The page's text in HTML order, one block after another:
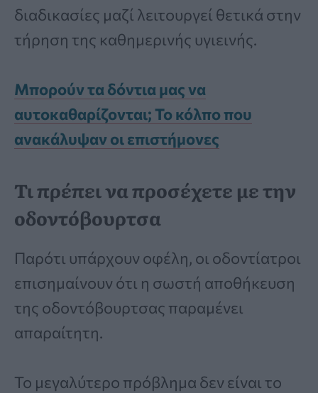
διαδικασίες μαζί λειτουργεί θετικά στην
τήρηση της καθημερινής υγιεινής.
Μπορούν τα δόντια μας να
αυτοκαθαρίζονται; Το κόλπο που
ανακάλυψαν οι επιστήμονες
Τι πρέπει να προσέχετε με την
οδοντόβουρτσα
Παρότι υπάρχουν οφέλη, οι οδοντίατροι
επισημαίνουν ότι η σωστή αποθήκευση
της οδοντόβουρτσας παραμένει
απαραίτητη.
Το μεγαλύτερο πρόβλημα δεν είναι το